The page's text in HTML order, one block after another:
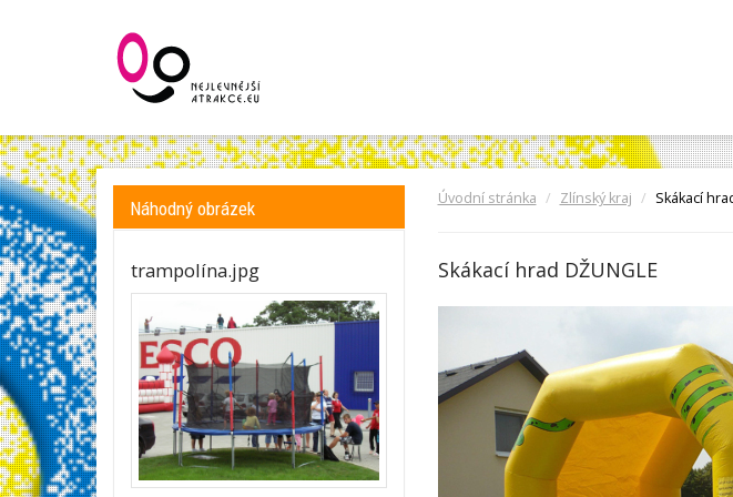
Úvodní stránka Zlínský kraj Skákací
Skákací hrad DŽUNGLE
Náhodný obrázek
trampolína.jpg